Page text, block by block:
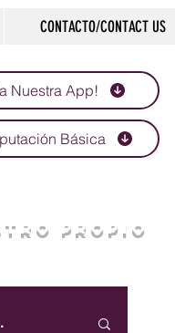
CONTACTO/CONTACT US
Nuestra App!
Básica
PROPIO